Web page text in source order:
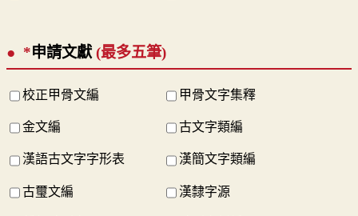
*申請文獻 (最多五筆)
校正甲骨文編 甲骨文字集釋
金文編 古文字類編
漢語古文字字形表 漢簡文字類編
古璽文編 漢隸字源